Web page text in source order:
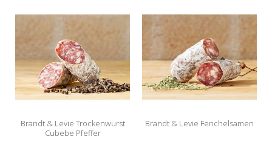
Brandt & Levie Trockenwurst
Cubebe Pfeffer
Brandt & Levie Fenchelsamen